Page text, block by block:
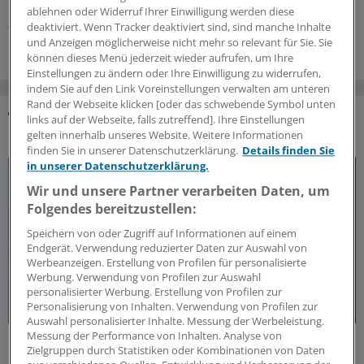
05.08.2026
DAS KÖNNTE SIE AUCH INTERESSIEREN
50 Jahre Jung-Preis
Freiheit als Voraussetzung für medizinischen
ablehnen oder Widerruf Ihrer Einwilligung werden diese
deaktiviert. Wenn Tracker deaktiviert sind, sind manche Inhalte
und Anzeigen möglicherweise nicht mehr so relevant für Sie. Sie
können dieses Menü jederzeit wieder aufrufen, um Ihre
Einstellungen zu ändern oder Ihre Einwilligung zu widerrufen,
indem Sie auf den Link Voreinstellungen verwalten am unteren
Rand der Webseite klicken [oder das schwebende Symbol unten
links auf der Webseite, falls zutreffend]. Ihre Einstellungen
gelten innerhalb unseres Website. Weitere Informationen
finden Sie in unserer Datenschutzerklärung. Details finden Sie
in unserer Datenschutzerklärung.
Wir und unsere Partner verarbeiten Daten, um
Folgendes bereitzustellen:
Speichern von oder Zugriff auf Informationen auf einem
Endgerät. Verwendung reduzierter Daten zur Auswahl von
Werbeanzeigen. Erstellung von Profilen für personalisierte
Werbung. Verwendung von Profilen zur Auswahl
personalisierter Werbung. Erstellung von Profilen zur
Personalisierung von Inhalten. Verwendung von Profilen zur
Auswahl personalisierter Inhalte. Messung der Werbeleistung.
Messung der Performance von Inhalten. Analyse von
Zielgruppen durch Statistiken oder Kombinationen von Daten